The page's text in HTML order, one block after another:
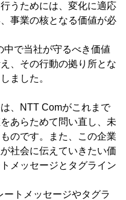
うためには、変化に適応
事業の核となる価値が必
で当社が守るべき価値
、その行動の拠り所とな
ました。
、NTT Comがこれまで
あらためて問い直し、未
のです。また、この企業
社会に伝えていきたい価
メッセージとタグライン
トメッセージやタグラ